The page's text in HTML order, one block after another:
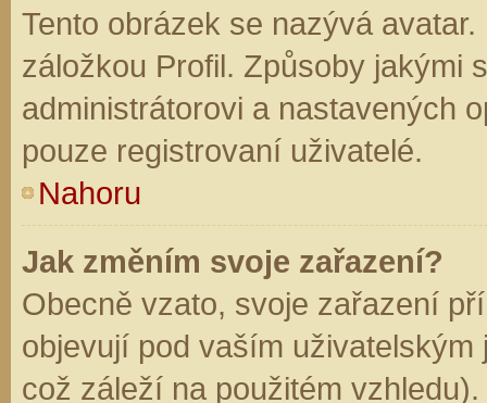
Tento obrázek se nazývá
záložkou Profil. Způsoby jakými
administrátorovi a nastavených
pouze registrovaní uživatelé.
Nahoru
Jak změním svoje zařazení?
Obecně vzato, svoje zařazení
objevují pod vaším
což záleží na použitém